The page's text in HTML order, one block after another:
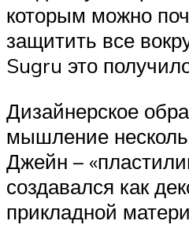
которым можно
защитить все
Sugru это
Дизайнерское
мышление
Джейн –
создавался как
прикладной